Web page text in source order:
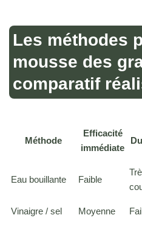
Les méthodes
mousse des
comparatif
Méthode
Efficacité
immédiate
Eau bouillante Faible
Vinaigre / sel Moyenne